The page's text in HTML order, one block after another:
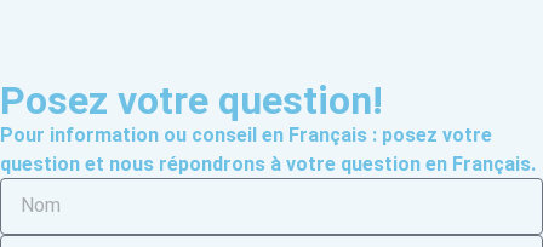
Posez votre question!
Pour information ou conseil en Français : posez votre
question et nous répondrons à votre question en Français.